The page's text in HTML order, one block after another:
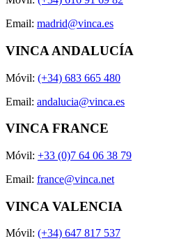
Email: madrid@vinca.es
VINCA ANDALUCÍA
Móvil: (+34) 683 665 480
Email: andalucia@vinca.es
VINCA FRANCE
Móvil: +33 (0)7 64 06 38 79
Email: france@vinca.net
VINCA VALENCIA
Móvil: (+34) 647 817 537